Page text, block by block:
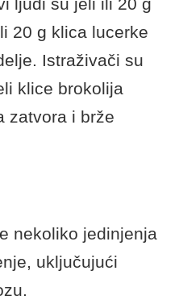
20 g klica lucerke
Istraživači su
klice brokolija
zatvora i brže
nekoliko jedinjenja
uključujući